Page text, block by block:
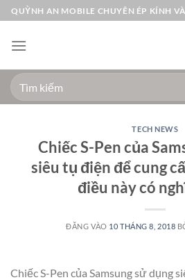
Bỏ
qua
nội
QUỲNH AN MOBILE CHUYÊN ÉP KÍNH
Tìm
kiếm:
TECH NEWS
Chiếc S-Pen của
siêu tụ điện để cung
điều này có
ĐĂNG VÀO 10 THÁNG 8, 2018
Chiếc S-Pen của Samsung sử dụng